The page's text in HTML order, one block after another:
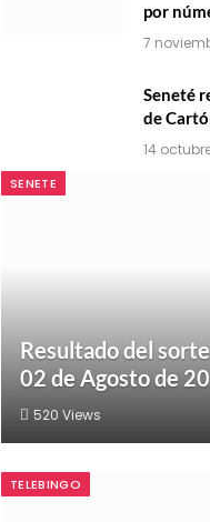
por
7
Seneté
de
14
SENETE
Resultado del
02 de Agosto de
520 Views
TELEBINGO